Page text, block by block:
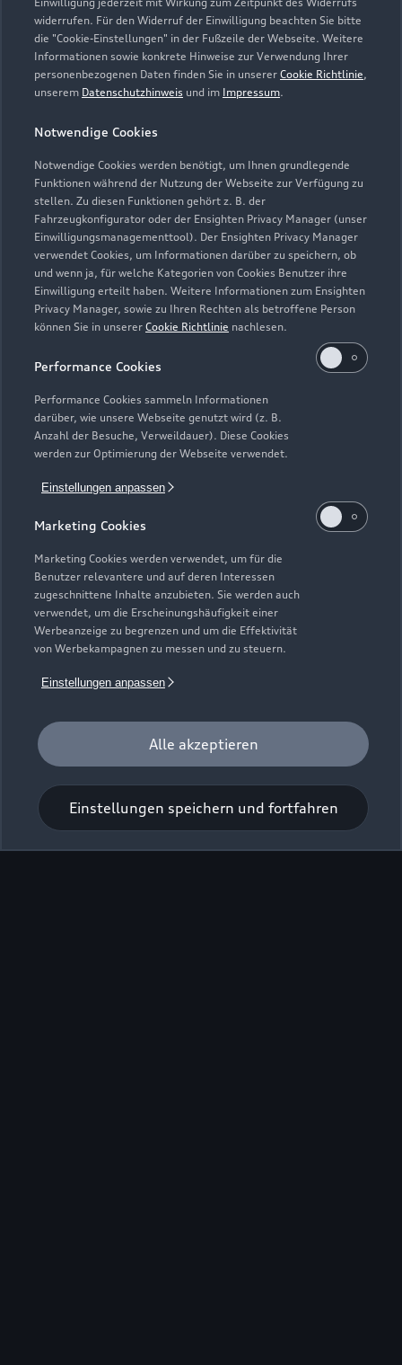
widerrufen. Für den Widerruf der Einwilligung beachten Sie bitte
die "Cookie-Einstellungen" in der Fußzeile der Webseite. Weitere
Informationen sowie konkrete Hinweise zur Verwendung Ihrer
personenbezogenen Daten finden Sie in unserer Cookie Richtlinie,
unserem Datenschutzhinweis und im Impressum.
Notwendige Cookies
Notwendige Cookies werden benötigt, um Ihnen grundlegende
Funktionen während der Nutzung der Webseite zur Verfügung zu
stellen. Zu diesen Funktionen gehört z. B. der
Fahrzeugkonfigurator oder der Ensighten Privacy Manager (unser
Einwilligungsmanagementtool). Der Ensighten Privacy Manager
verwendet Cookies, um Informationen darüber zu speichern, ob
und wenn ja, für welche Kategorien von Cookies Benutzer ihre
Einwilligung erteilt haben. Weitere Informationen zum Ensighten
Privacy Manager, sowie zu Ihren Rechten als betroffene Person
können Sie in unserer Cookie Richtlinie nachlesen.
Performance Cookies
Performance Cookies sammeln Informationen
darüber, wie unsere Webseite genutzt wird (z. B.
Anzahl der Besuche, Verweildauer). Diese Cookies
werden zur Optimierung der Webseite verwendet.
Einstellungen anpassen
Marketing Cookies
Marketing Cookies werden verwendet, um für die
Benutzer relevantere und auf deren Interessen
zugeschnittene Inhalte anzubieten. Sie werden auch
verwendet, um die Erscheinungshäufigkeit einer
Werbeanzeige zu begrenzen und um die Effektivität
von Werbekampagnen zu messen und zu steuern.
Einstellungen anpassen
Alle akzeptieren
Einstellungen speichern und fortfahren
0711 709770
info.filderstadt@efs-automobile.de
Kontaktdaten herunterladen
Öffnungszeiten
Service
Geschlossen
öffnet am Montag 07:15
Montag - Freitag
07:15 - 18:00
Samstag -